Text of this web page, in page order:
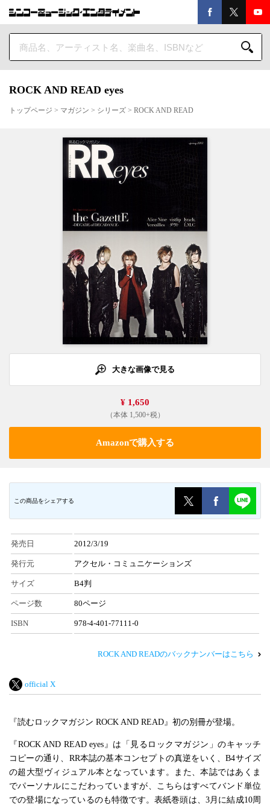
ROCK AND READ eyes
トップページ > マガジン > シリーズ > ROCK AND READ
大きな画像で見る
¥ 1,650
（本体 1,500+税）
Amazonで購入する
この商品をシェアする
発売日 2012/3/19
発行元 アクセル・コミュニケーションズ
サイズ B4判
ページ数 80ページ
ISBN 978-4-401-77111-0
ROCK AND READのバックナンバーはこちら
official X
『読むロックマガジン ROCK AND READ』初の別冊が登場。
『ROCK AND READ eyes』は「見るロックマガジン」のキャッチ
コピーの通り、RR本誌の基本コンセプトの真逆をいく、B4サイズ
の超大型ヴィジュアル本となっています。また、本誌ではあくま
でパーソナルにこだわっていますが、こちらはすべてバンド単位
での登場になっているのも特徴です。表紙巻頭は、3月に結成10周